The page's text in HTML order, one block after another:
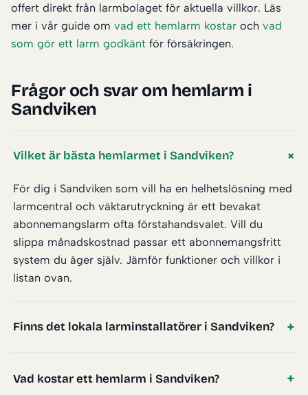
offert direkt från larmbolaget för aktuella villkor. Läs
mer i vår guide om vad ett hemlarm kostar och vad
som gör ett larm godkänt för försäkringen.
Frågor och svar om hemlarm i
Sandviken
Vilket är bästa hemlarmet i Sandviken?
För dig i Sandviken som vill ha en helhetslösning med
larmcentral och väktarutryckning är ett bevakat
abonnemangslarm ofta förstahandsvalet. Vill du
slippa månadskostnad passar ett abonnemangsfritt
system du äger själv. Jämför funktioner och villkor i
listan ovan.
Finns det lokala larminstallatörer i Sandviken?
Vad kostar ett hemlarm i Sandviken?